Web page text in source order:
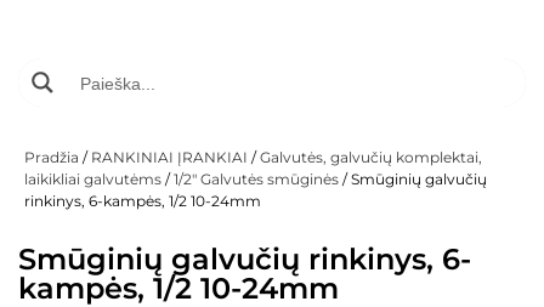
Pradžia / RANKINIAI ĮRANKIAI /Galvutės, galvučių komplektai,
laikikliai galvutėms /1/2" Galvutės smūginės / Smūginių galvučių
rinkinys, 6-kampės, 1/2 10-24mm
Smūginių galvučių rinkinys, 6-
kampės, 1/2 10-24mm